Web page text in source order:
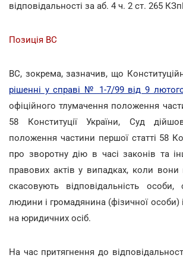
відповідальності за аб. 4 ч. 2 ст. 265
Позиція ВС
ВС, зокрема, зазначив, що
рішенні у справі № 1-7/99 від 9
офіційного тлумачення положення
58 Конституції України, Суд
положення частини першої статті 58
про зворотну дію в часі законів та
правових актів у випадках, коли
скасовують відповідальність особи,
людини і громадянина (фізичної особи)
на юридичних осіб.
На час притягнення до